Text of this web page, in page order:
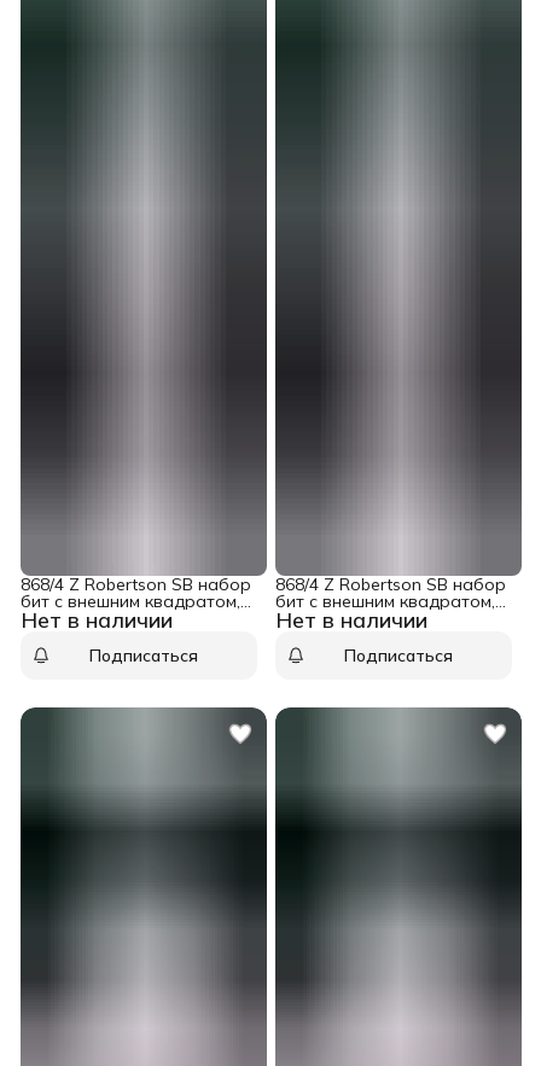
Нет в наличии
868/4 Z Robertson SB набор
бит с внешним квадратом,
1/4&quot; E6.3, R 2 x 50 мм, 2
шт Wera WE-073077
Подписаться
Нет в наличии
868/4 Z Robertson SB набор
бит с внешним квадратом,
1/4&quot; E6.3, R 1 x 50 мм, 2
шт Wera WE-073076
Подписаться